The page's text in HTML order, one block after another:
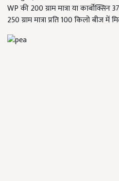
WP की 200 ग्राम मात्रा या
250 ग्राम मात्रा प्रति 100 किलो बीज